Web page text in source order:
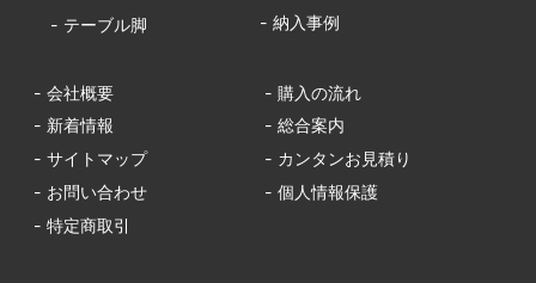
- テーブル脚
- 納入事例
- 会社概要
- 購入の流れ
- 新着情報
- 総合案内
- サイトマップ
- カンタンお見積り
- お問い合わせ
- 個人情報保護
- 特定商取引